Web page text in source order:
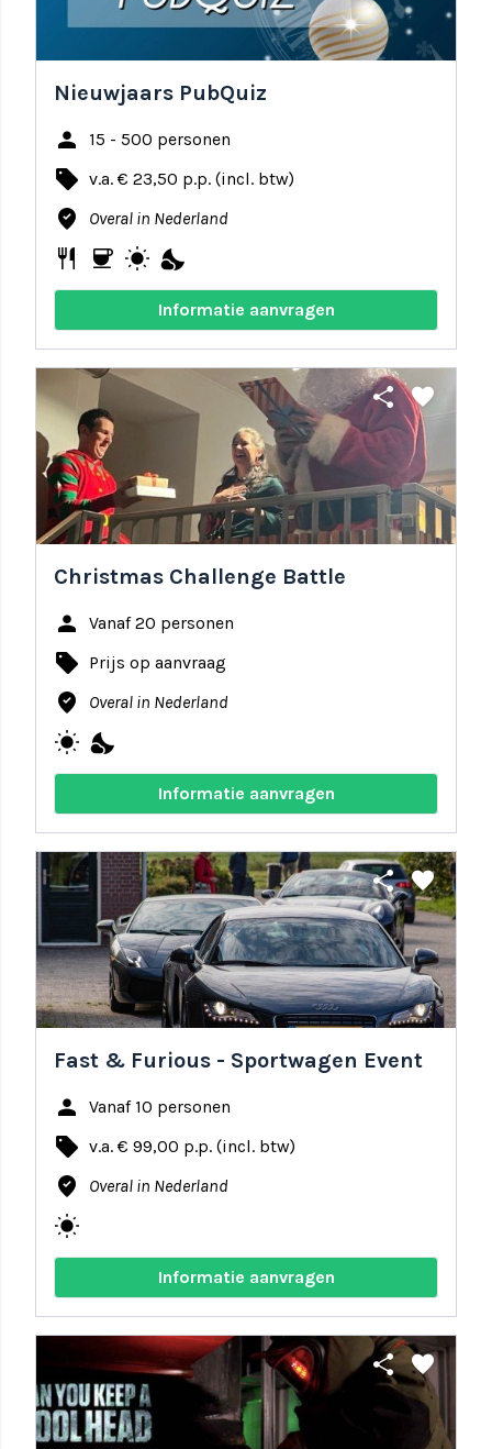
Nieuwjaars PubQuiz
person 15 - 500 personen
local_offer v.a. € 23,50 p.p. (incl. btw)
where_to_vote Overal in Nederland
restaurant coffee wb_sunny nights_stay
Informatie aanvragen
share favorite
Christmas Challenge Battle
person Vanaf 20 personen
local_offer Prijs op aanvraag
where_to_vote Overal in Nederland
wb_sunny nights_stay
Informatie aanvragen
share favorite
Fast & Furious - Sportwagen Event
person Vanaf 10 personen
local_offer v.a. € 99,00 p.p. (incl. btw)
where_to_vote Overal in Nederland
wb_sunny
Informatie aanvragen
share favorite